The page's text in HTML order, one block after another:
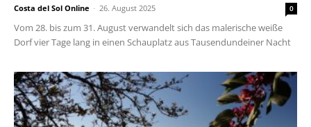
Costa del Sol Online - 26. August 2025 0
Vom 28. bis zum 31. August verwandelt sich das malerische weiße
Dorf vier Tage lang in einen Schauplatz aus Tausendundeiner Nacht